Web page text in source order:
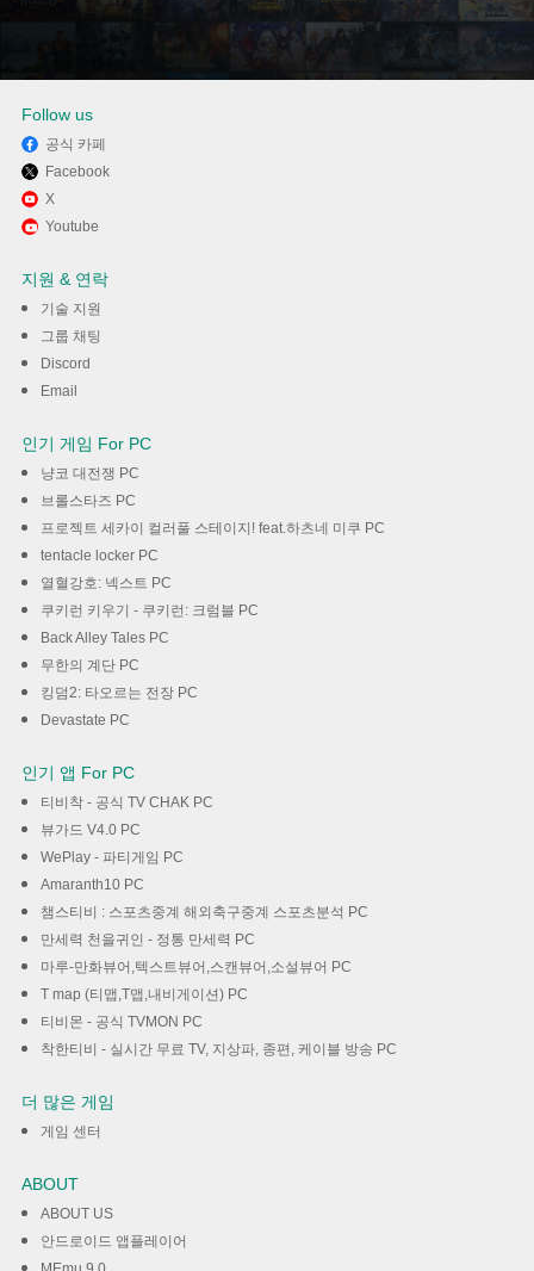
Memu Play에서 网易新闻 사용
Follow us
공식 카페
Facebook
X
Youtube
지원 & 연락
기술 지원
그룹 채팅
Discord
Email
인기 게임 For PC
냥코 대전쟁 PC
브롤스타즈 PC
프로젝트 세카이 컬러풀 스테이지! feat.하츠네 미쿠 PC
tentacle locker PC
열혈강호: 넥스트 PC
쿠키런 키우기 - 쿠키런: 크럼블 PC
Back Alley Tales PC
무한의 계단 PC
킹덤2: 타오르는 전장 PC
Devastate PC
인기 앱 For PC
티비착 - 공식 TV CHAK PC
뷰가드 V4.0 PC
WePlay - 파티게임 PC
Amaranth10 PC
챔스티비 : 스포츠중계 해외축구중계 스포츠분석 PC
만세력 천을귀인 - 정통 만세력 PC
마루-만화뷰어,텍스트뷰어,스캔뷰어,소설뷰어 PC
T map (티맵,T맵,내비게이션) PC
티비몬 - 공식 TVMON PC
착한티비 - 실시간 무료 TV, 지상파, 종편, 케이블 방송 PC
더 많은 게임
게임 센터
ABOUT
ABOUT US
안드로이드 앱플레이어